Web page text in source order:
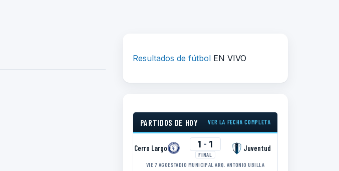
Resultados de fútbol EN VIVO
PARTIDOS DE HOY VER LA FECHA COMPLETA
Cerro Largo 1 - 1
FINAL
Juventud
VIE 7 AGOESTADIO MUNICIPAL ARQ. ANTONIO UBILLA